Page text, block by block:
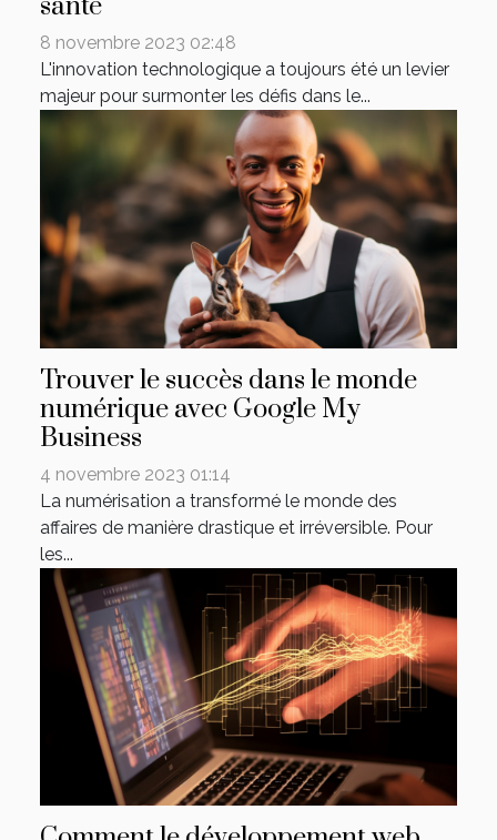
8 novembre 2023 02:48
L'innovation technologique a toujours été un levier
majeur pour surmonter les défis dans le...
Trouver le succès dans le monde
numérique avec Google My
Business
4 novembre 2023 01:14
La numérisation a transformé le monde des
affaires de manière drastique et irréversible. Pour
les...